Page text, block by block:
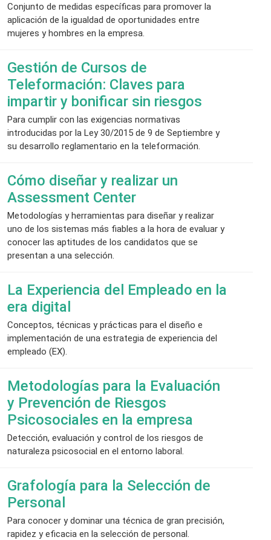
Conjunto de medidas específicas para promover la
aplicación de la igualdad de oportunidades entre
mujeres y hombres en la empresa.
Gestión de Cursos de
Teleformación: Claves para
impartir y bonificar sin riesgos
Para cumplir con las exigencias normativas
introducidas por la Ley 30/2015 de 9 de Septiembre y
su desarrollo reglamentario en la teleformación.
Cómo diseñar y realizar un
Assessment Center
Metodologías y herramientas para diseñar y realizar
uno de los sistemas más fiables a la hora de evaluar y
conocer las aptitudes de los candidatos que se
presentan a una selección.
La Experiencia del Empleado en la
era digital
Conceptos, técnicas y prácticas para el diseño e
implementación de una estrategia de experiencia del
empleado (EX).
Metodologías para la Evaluación
y Prevención de Riesgos
Psicosociales en la empresa
Detección, evaluación y control de los riesgos de
naturaleza psicosocial en el entorno laboral.
Grafología para la Selección de
Personal
Para conocer y dominar una técnica de gran precisión,
rapidez y eficacia en la selección de personal.